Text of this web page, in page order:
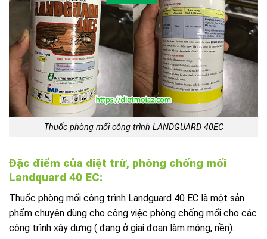
Thuốc phòng mối công trình LANDGUARD 40EC
Đặc điểm của diệt trừ, phòng chống mối
Landquard 40 EC:
Thuốc phòng mối công trình Landguard 40 EC là một sản
phẩm chuyên dùng cho công việc phòng chống mối cho các
công trình xây dựng ( đang ở giai đoạn làm móng, nền).